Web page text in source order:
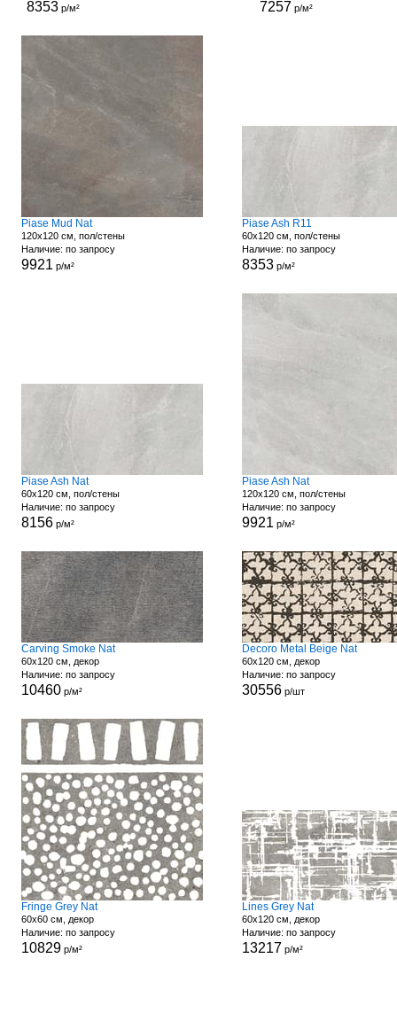
8353 р/м² 7257 р/м²
Piase Mud Nat
120x120 см, пол/стены
Наличие: по запросу
9921 р/м²
Piase Ash R11
60x120 см, пол/стены
Наличие: по запросу
8353р/м²
Piase Ash Nat
60x120 см, пол/стены
Наличие: по запросу
8156р/м²
Piase Ash Nat
120x120 см, пол/стены
Наличие: по запросу
9921 р/м²
Carving Smoke Nat
60x120 см, декор
Наличие: по запросу
10460р/м²
Decoro Metal Beige Nat
60x120 см, декор
Наличие: по запросу
30556р/шт
Fringe Grey Nat
60x60 см, декор
Наличие: по запросу
10829р/м²
Lines Grey Nat
60x120 см, декор
Наличие: по запросу
13217 р/м²